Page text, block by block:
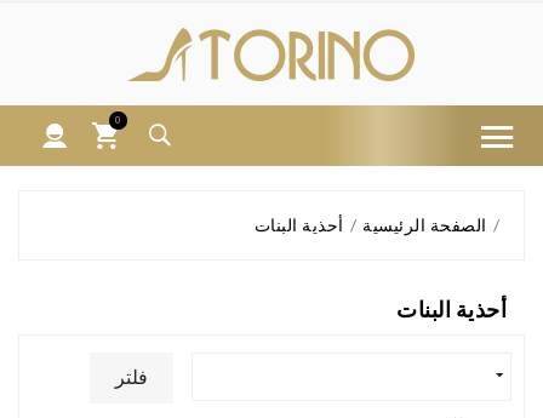
0
الصفحة الرئيسية أحذية البنات
أحذية البنات
فلتر